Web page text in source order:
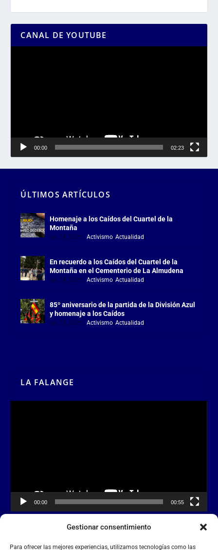
Gestionar consentimiento
Para ofrecer las mejores experiencias, utilizamos tecnologías como las
CANAL DE YOUTUBE
00:00 02:23
ÚLTIMOS ARTÍCULOS
Homenaje a los Caídos del Cuartel de la
Montaña
Jul 18, 2026 |Activismo ,Actualidad
En recuerdo a los Caídos del Cuartel de la
Montaña en el Cementerio de La Almudena
Jul 18, 2026 |Activismo ,Actualidad
85º aniversario de la partida de la División Azul
y homenaje a los Caídos
Jul 15, 2026 |Activismo ,Actualidad
LA FALANGE
00:00 00:55
La Falange– Web Oficial de la Falange